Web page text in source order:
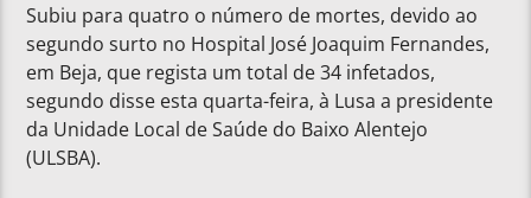
Subiu para quatro o número de mortes, devido ao
segundo surto no Hospital José Joaquim Fernandes,
em Beja, que regista um total de 34 infetados,
segundo disse esta quarta-feira, à Lusa a presidente
da Unidade Local de Saúde do Baixo Alentejo
(ULSBA).